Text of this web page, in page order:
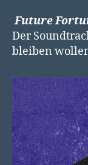
Future
Der
bleiben